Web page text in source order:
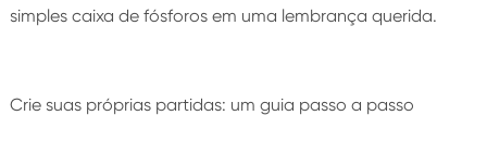
simples caixa de fósforos em uma lembrança querida.
Crie suas próprias partidas: um guia passo a passo